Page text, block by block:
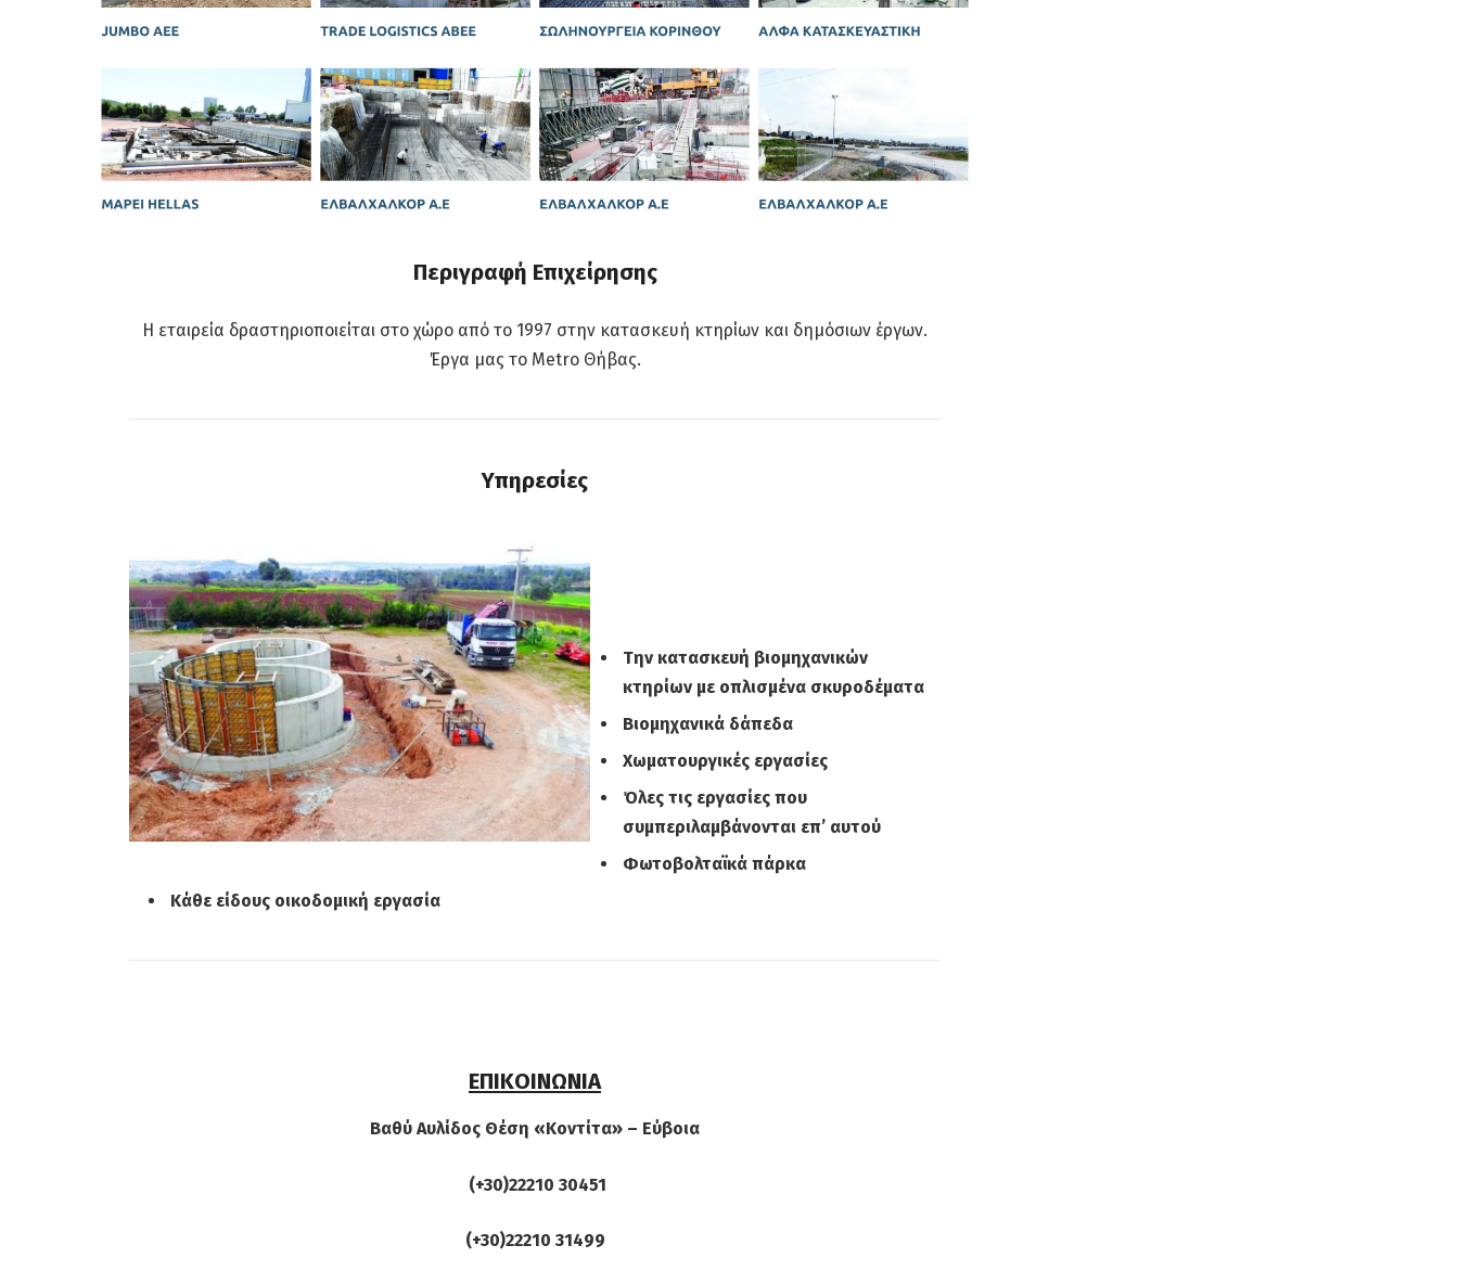
Περιγραφή Επιχείρησης
Η εταιρεία δραστηριοποιείται στο χώρο από το 1997 στην κατασκευή κτηρίων και δημόσιων έργων.
Έργα μας το Metro Θήβας.
Υπηρεσίες
Την κατασκευή βιομηχανικών
κτηρίων με οπλισμένα σκυροδέματα
Βιομηχανικά δάπεδα
Χωματουργικές εργασίες
Όλες τις εργασίες που
συμπεριλαμβάνονται επ’ αυτού
Φωτοβολταϊκά πάρκα
Κάθε είδους οικοδομική εργασία
ΕΠΙΚΟΙΝΩΝΙΑ
Βαθύ Αυλίδος Θέση «Κοντίτα» – Εύβοια
(+30)22210 30451
(+30)22210 31499